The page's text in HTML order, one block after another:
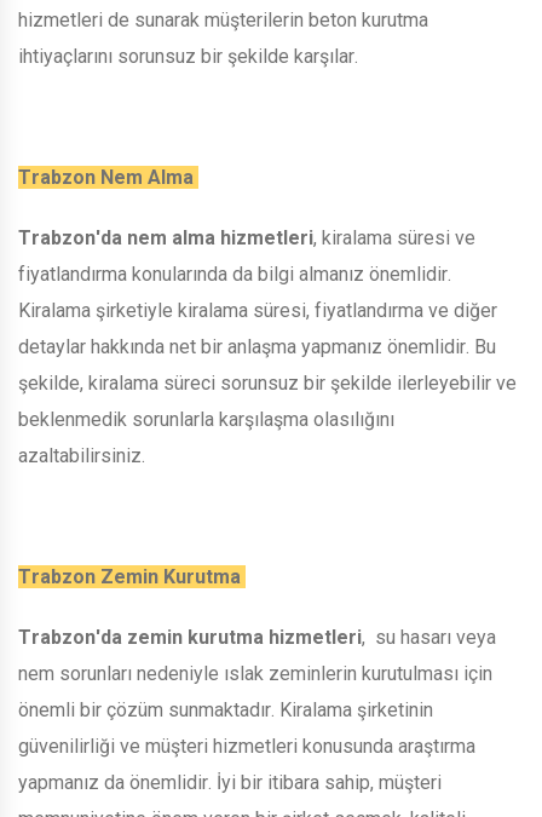
hizmetleri de sunarak müşterilerin beton kurutma
ihtiyaçlarını sorunsuz bir şekilde karşılar.
Trabzon Nem Alma
Trabzon'da nem alma hizmetleri, kiralama süresi ve
fiyatlandırma konularında da bilgi almanız önemlidir.
Kiralama şirketiyle kiralama süresi, fiyatlandırma ve diğer
detaylar hakkında net bir anlaşma yapmanız önemlidir. Bu
şekilde, kiralama süreci sorunsuz bir şekilde ilerleyebilir ve
beklenmedik sorunlarla karşılaşma olasılığını
azaltabilirsiniz.
Trabzon Zemin Kurutma
Trabzon'da zemin kurutma hizmetleri, su hasarı veya
nem sorunları nedeniyle ıslak zeminlerin kurutulması için
önemli bir çözüm sunmaktadır. Kiralama şirketinin
güvenilirliği ve müşteri hizmetleri konusunda araştırma
yapmanız da önemlidir. İyi bir itibara sahip, müşteri